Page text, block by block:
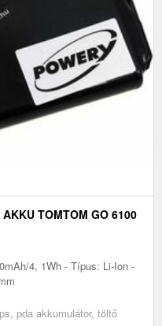
AKKU TOMTOM GO 6100
4, 1Wh - Típus: Li-Ion -
pda akkumulátor, töltő